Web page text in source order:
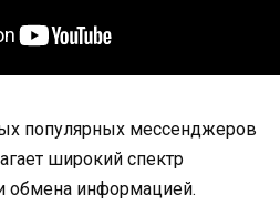
популярных мессенджеров
широкий спектр
обмена информацией.